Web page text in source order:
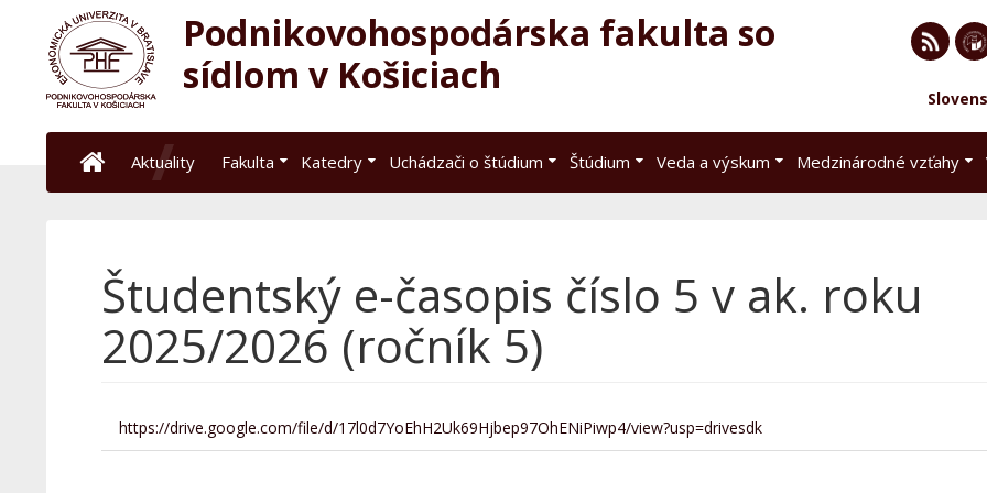
Podnikovohospodárska fakulta so
sídlom v Košiciach
Aktuality Fakulta Katedry Uchádzači o štúdium Štúdium Veda a výskum Medzinárodné vzťahy
Študentský e-časopis číslo 5 v ak. roku
2025/2026 (ročník 5)
https://drive.google.com/file/d/17l0d7YoEhH2Uk69Hjbep97OhENiPiwp4/view?usp=drivesdk